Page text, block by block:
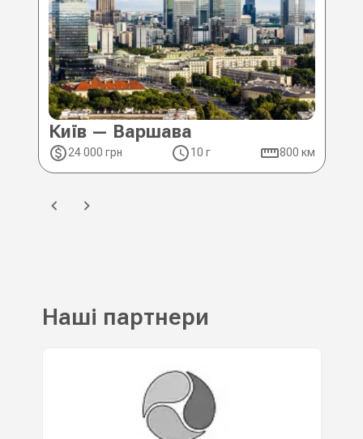
Київ — Варшава
24 000 грн 10 г 800 км
Наші партнери